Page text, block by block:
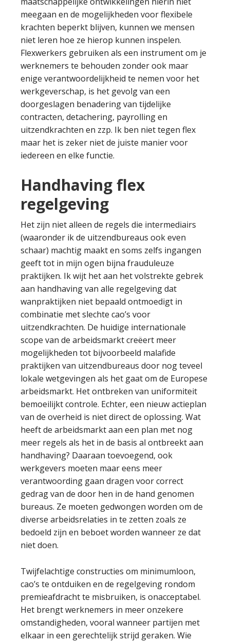
meegaan en de mogelijkheden voor flexibele
krachten beperkt blijven, kunnen we mensen
niet leren hoe ze hierop kunnen inspelen.
Flexwerkers gebruiken als een instrument om je
werknemers te behouden zonder ook maar
enige verantwoordelijkheid te nemen voor het
werkgeverschap, is het gevolg van een
doorgeslagen benadering van tijdelijke
contracten, detachering, payrolling en
uitzendkrachten en zzp. Ik ben niet tegen flex
maar het is zeker niet de juiste manier voor
iedereen en elke functie.
Handhaving flex
regelgeving
Het zijn niet alleen de regels die intermediairs
(waaronder ik de uitzendbureaus ook even
schaar) machtig maakt en soms zelfs ingangen
geeft tot in mijn ogen bijna frauduleuze
praktijken. Ik wijt het aan het volstrekte gebrek
aan handhaving van alle regelgeving dat
wanpraktijken niet bepaald ontmoedigt in
combinatie met slechte cao’s voor
uitzendkrachten. De huidige internationale
scope van de arbeidsmarkt creëert meer
mogelijkheden tot bijvoorbeeld malafide
praktijken van uitzendbureaus door nog teveel
lokale wetgevingen als het gaat om de Europese
arbeidsmarkt. Het ontbreken van uniformiteit
bemoeilijkt controle. Echter, een nieuw actieplan
van de overheid is niet direct de oplossing. Wat
heeft de arbeidsmarkt aan een plan met nog
meer regels als het in de basis al ontbreekt aan
handhaving? Daaraan toevoegend, ook
werkgevers moeten maar eens meer
verantwoording gaan dragen voor correct
gedrag van de door hen in de hand genomen
bureaus. Ze moeten gedwongen worden om de
diverse arbeidsrelaties in te zetten zoals ze
bedoeld zijn en beboet worden wanneer ze dat
niet doen.
Twijfelachtige constructies om minimumloon,
cao’s te ontduiken en de regelgeving rondom
premieafdracht te misbruiken, is onacceptabel.
Het brengt werknemers in meer onzekere
omstandigheden, vooral wanneer partijen met
elkaar in een gerechtelijk strijd geraken. Wie